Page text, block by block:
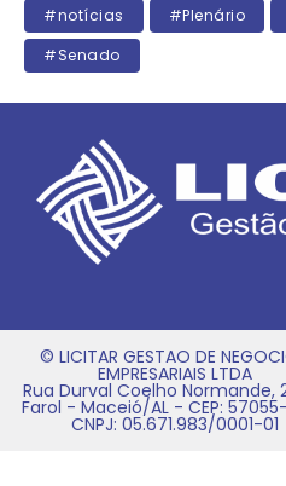
#notícias
#Plenário
#Senado
© LICITAR GESTAO DE
EMPRESARIAIS LTDA
Rua Durval Coelho Normande,
Farol - Maceió/AL - CEP:
CNPJ: 05.671.983/0001-01